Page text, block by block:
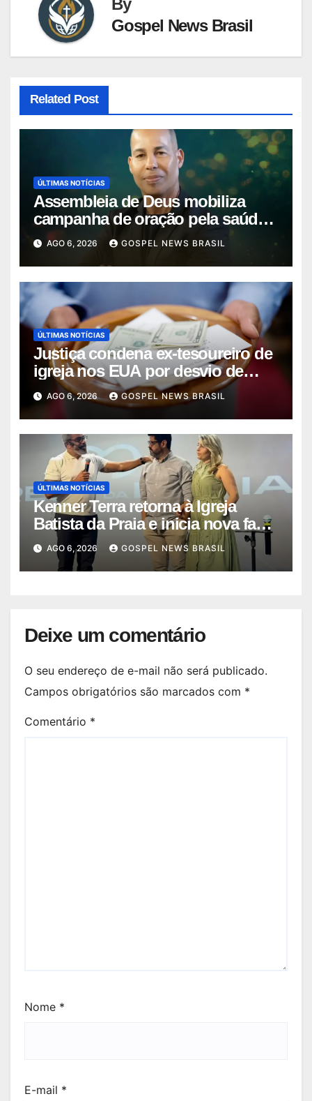
Gospel News Brasil
Related Post
ÚLTIMAS NOTÍCIAS
Assembleia de Deus mobiliza
campanha de oração pela saúde
do pas…
AGO 6, 2026 GOSPEL NEWS BRASIL
ÚLTIMAS NOTÍCIAS
Justiça condena ex-tesoureiro de
igreja nos EUA por desvio de
quas…
AGO 6, 2026 GOSPEL NEWS BRASIL
ÚLTIMAS NOTÍCIAS
Kenner Terra retorna à Igreja
Batista da Praia e inicia nova fase
…AGO 6, 2026 GOSPEL NEWS BRASIL
Deixe um comentário
O seu endereço de e-mail não será publicado.
Campos obrigatórios são marcados com *
Comentário *
Nome *
E-mail *